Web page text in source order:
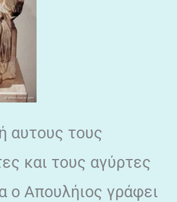
αυτους τους
και τους αγύρτες
ο Απουλήιος γράφει